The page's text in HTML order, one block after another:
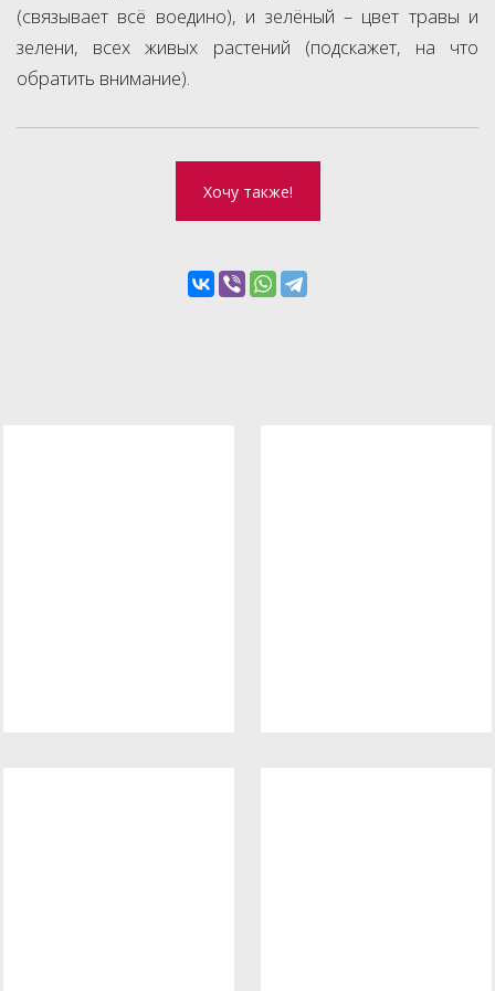
(связывает всё воедино), и зелёный – цвет травы и
зелени, всех живых растений (подскажет, на что
обратить внимание).
Хочу также!